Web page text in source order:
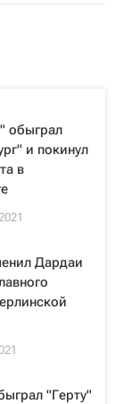
обыграл
и покинул
в
Дардаи
"Герту"